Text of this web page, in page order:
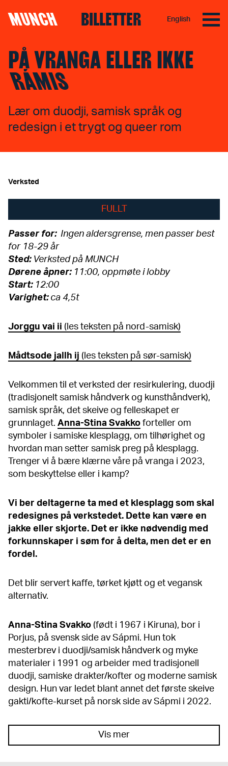
Hopp til innhold
MUNCH BILLETTER English
PÅ VRANGA ELLER IKKE
RÁMIS
Lær om duodji, samisk språk og
redesign i et trygt og queer rom
Verksted
FULLT
Passer for:Ingen aldersgrense, men passer best
for 18-29 år
Sted: Verksted på MUNCH
Dørene åpner:11:00, oppmøte i lobby
Start:12:00
Varighet:ca 4,5t
Jorggu vai ii (les teksten på nord-samisk)
Mådtsode jallh ij (les teksten på sør-samisk)
Velkommen til et verksted der resirkulering, duodji
(tradisjonelt samisk håndverk og kunsthåndverk),
samisk språk, det skeive og felleskapet er
grunnlaget. Anna-Stina Svakko forteller om
symboler i samiske klesplagg, om tilhørighet og
hvordan man setter samisk preg på klesplagg.
Trenger vi å bære klærne våre på vranga i 2023,
som beskyttelse eller i kamp?
Vi ber deltagerne ta med et klesplagg som skal
redesignes på verkstedet. Dette kan være en
jakke eller skjorte. Det er ikke nødvendig med
forkunnskaper i søm for å delta, men det er en
fordel.
Det blir servert kaffe, tørket kjøtt og et vegansk
alternativ.
Anna-Stina Svakko (født i 1967 i Kiruna), bor i
Porjus, på svensk side av Sápmi. Hun tok
mesterbrev i duodji/samisk håndverk og myke
materialer i 1991 og arbeider med tradisjonell
duodji, samiske drakter/kofter og moderne samisk
design. Hun var ledet blant annet det første skeive
gakti/kofte-kurset på norsk side av Sápmi i 2022.
Vis mer